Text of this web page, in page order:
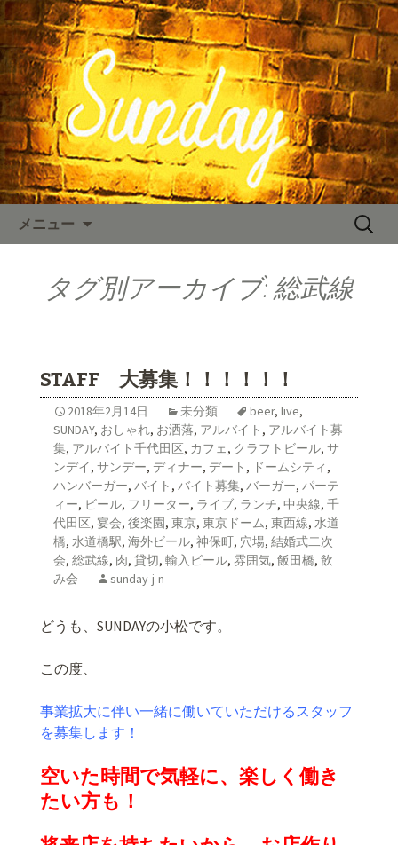
SUNDAY TIMES
東京、水道橋駅近くにある、カフェ
「SUNDAY（サンデー）」。のNYスタイ
ルの店内、人気のハンバーガーやステ
ーキなどのお料理をご用意しておりま
す。カフェ、ランチ、ディナー、パー
ティーなど多様なシーンに対応。新着
情報を随時更新中。
メニュー
検
タグ別アーカイブ: 総武線
STAFF 大募集！！！！！！
2018年2月14日 未分類 beer, live,
SUNDAY, おしゃれ, お洒落, アルバイト , アルバイト募
集, アルバイト千代田区, カフェ, クラフトビール, サ
ンデイ, サンデー, ディナー, デート , ドームシティ ,
ハンバーガー, バイト , バイト募集, バーガー, パーテ
ィー, ビール, フリーター, ライブ, ランチ, 中央線, 千
代田区, 宴会, 後楽園, 東京, 東京ドーム, 東西線, 水道
橋, 水道橋駅, 海外ビール, 神保町, 穴場, 結婚式二次
会, 総武線, 肉, 貸切, 輸入ビール, 雰囲気, 飯田橋, 飲
み会
sunday-j-n
どうも、SUNDAYの小松です。
この度、
事業拡大に伴い一緒に働いていただけるスタッフ
を募集します！
空いた時間で気軽に、楽しく働き
たい方も！